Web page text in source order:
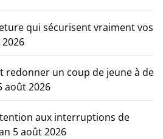
qui sécurisent vraiment vos
redonner un coup de jeune à de
août 2026
aux interruptions de
5 août 2026